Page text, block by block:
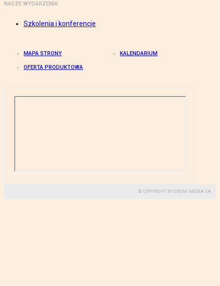
NASZE WYDARZENIA
Szkolenia i konferencje
MAPA STRONY KALENDARIUM
OFERTA PRODUKTOWA
© COPYRIGHT BY GREMI MEDIA SA